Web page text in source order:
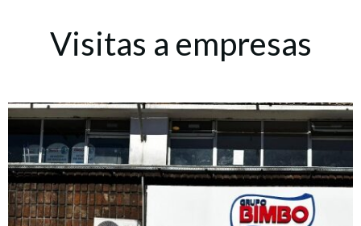
Visitas a empresas